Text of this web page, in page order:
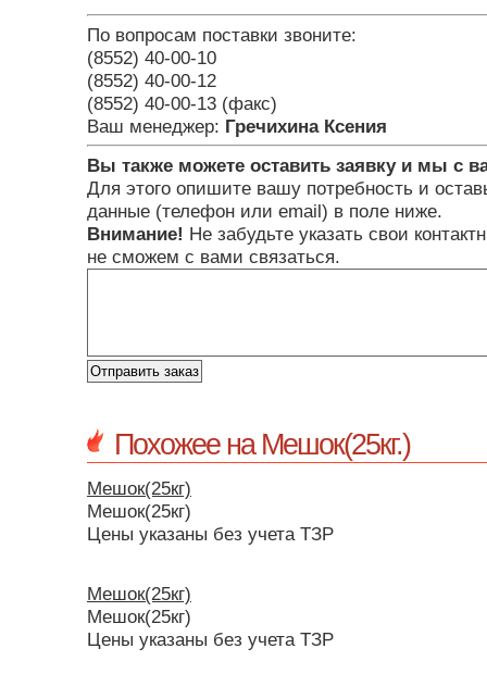
По вопросам поставки звоните:
(8552) 40-00-10
(8552) 40-00-12
(8552) 40-00-13 (факс)
Ваш менеджер: Гречихина Ксения
Вы также можете оставить заявку и мы с
Для этого опишите вашу потребность и
данные (телефон или email) в поле ниже.
Внимание! Не забудьте указать свои
не сможем с вами связаться.
Похожее на Мешок(25кг.)
Мешок(25кг)
Мешок(25кг)
Цены указаны без учета ТЗР
Мешок(25кг)
Мешок(25кг)
Цены указаны без учета ТЗР